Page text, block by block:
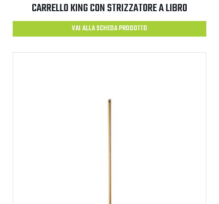
CARRELLO KING CON STRIZZATORE A LIBRO
VAI ALLA SCHEDA PRODOTTO